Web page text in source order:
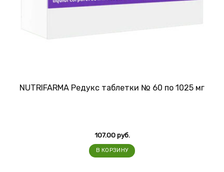
NUTRIFARMA Редукс таблетки № 60 по 1025 мг
107.00руб.
В КОРЗИНУ